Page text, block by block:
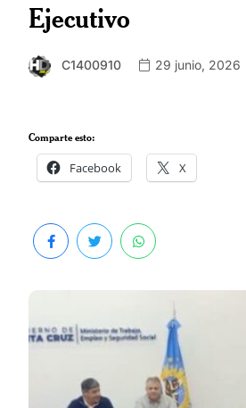
Ejecutivo
C1400910 29 junio, 2026
Comparte esto:
Facebook X